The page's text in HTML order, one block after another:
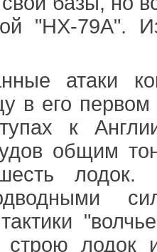
"НХ-79А".
атаки
в его
к
общим
лодок.
лодок